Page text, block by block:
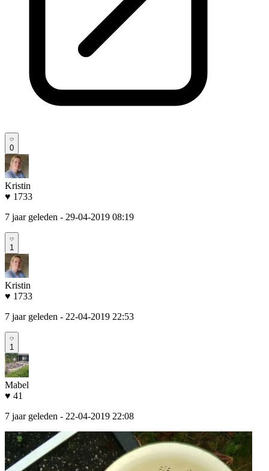
0
Kristin
♥ 1733
7 jaar geleden - 29-04-2019 08:19
1
Kristin
♥ 1733
7 jaar geleden - 22-04-2019 22:53
1
Mabel
♥ 41
7 jaar geleden - 22-04-2019 22:08